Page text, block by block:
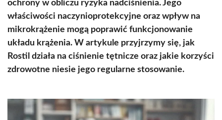
ochrony w obliczu ryzyka nadciśnienia. Jego
właściwości naczynioprotekcyjne oraz wpływ na
mikrokrążenie mogą poprawić funkcjonowanie
układu krążenia. W artykule przyjrzymy się, jak
Rostil działa na ciśnienie tętnicze oraz jakie korzyści
zdrowotne niesie jego regularne stosowanie.